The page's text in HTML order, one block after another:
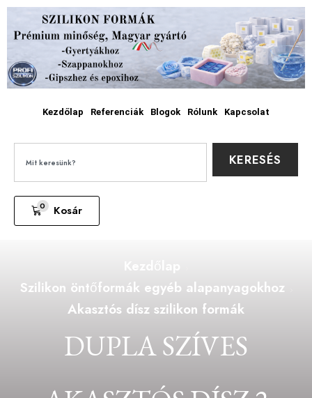
Kezdőlap Referenciák Blogok Rólunk Kapcsolat
KERESÉS
0 Kosár
Szilikon öntőformák egyéb alapanyagokhoz
Akasztós dísz szilikon formák
DUPLA SZÍVES